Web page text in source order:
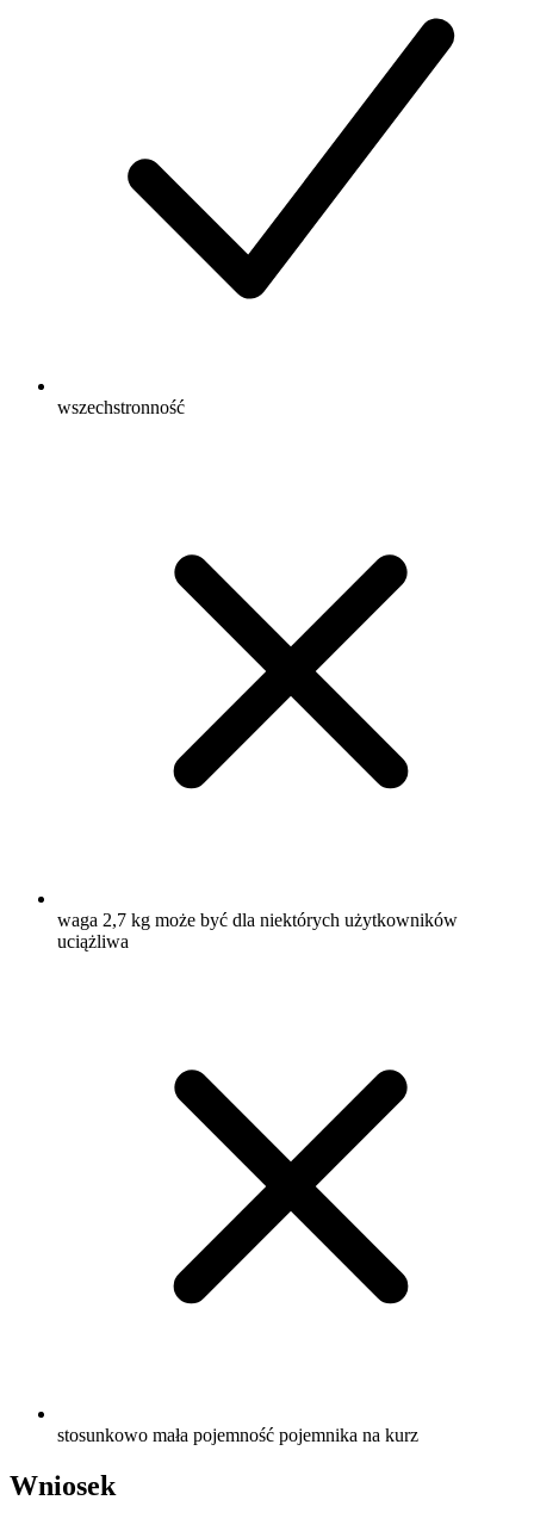
wszechstronność
waga 2,7 kg może być dla niektórych użytkowników
uciążliwa
stosunkowo mała pojemność pojemnika na kurz
Wniosek